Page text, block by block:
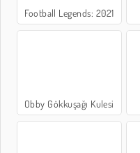
Football Legends: 2021
Obby Gökkuşağı Kulesi